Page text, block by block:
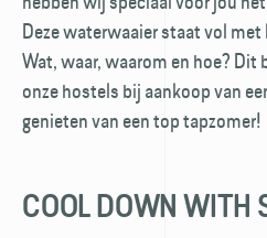
Deze waterwaaier staat vol
Wat, waar, waarom en hoe? Dit
onze hostels bij aankoop van
genieten van een top tapzomer!
COOL DOWN WITH